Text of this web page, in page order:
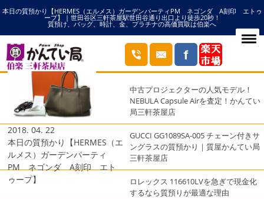
本日の質預かり【HERMES（エルメス）ガーデンパーティPM ネゴンダ A刻印 エトゥ
ープ】 | 世田谷区三軒茶屋駅世田谷通り出口より徒歩20秒！
質預け、バッグ、時計、金、プラチナの高価買取は伯楽へ
HOME ガーデンパーティPMの記事一覧
ブログ
2018. 04. 22
本日の質預かり【HERMES（エ
ルメス）ガーデンパーティ
PM ネゴンダ A刻印 エト
ゥープ】
最近の投稿
中古プロジェクターの人気モデル！
NEBULA Capsule Airを査定！かんてい
局三軒茶屋店
GUCCI GG1089SA-005 チェーン付きサ
ングラスの質預かり｜質屋かんてい局
三軒茶屋店
ロレックス 116610LVを急ぎで現金化
するなら質預りが最適な理由